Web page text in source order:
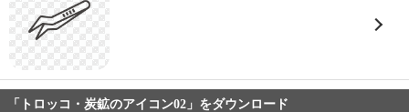
「トロッコ・炭鉱のアイコン02」をダウンロード